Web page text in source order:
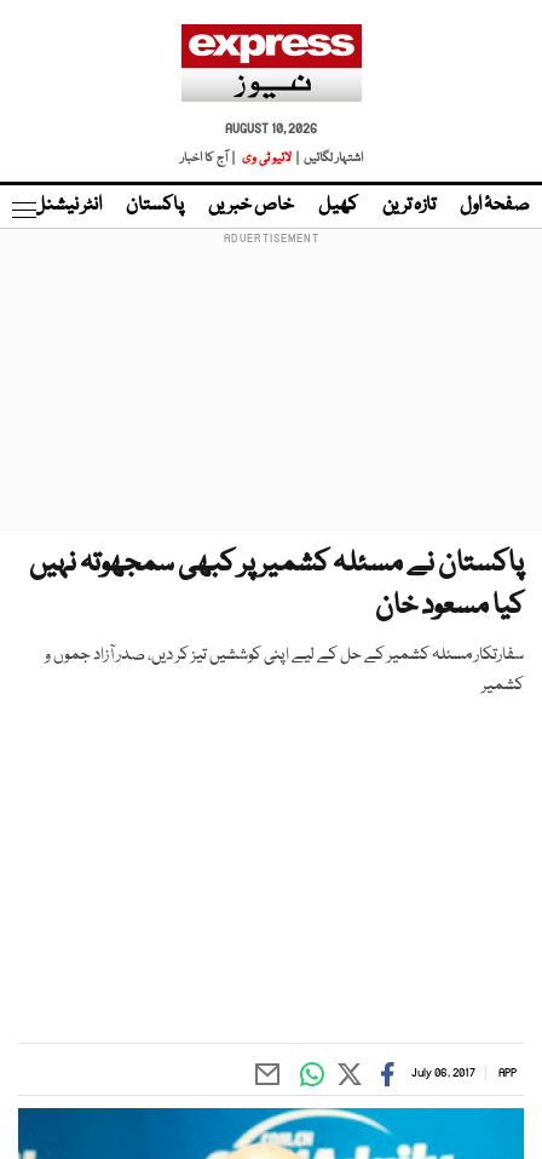
AUGUST 10, 2026
اشتہار لگائیں |
لائیو ٹی وی | آج کا اخبار
صفحۂ اول تازہ ترین کھیل خاص خبریں پاکستان انٹر نیشنل
پاکستان نے مسئلہ کشمیر پر کبھی سمجھوتہ نہیں
کیا مسعود خان
سفارتکار مسئلہ کشمیر کے حل کے لیے اپنی کوششیں تیز کر دیں، صدر آزاد جموں و
کشمیر
APP
July 06, 2017